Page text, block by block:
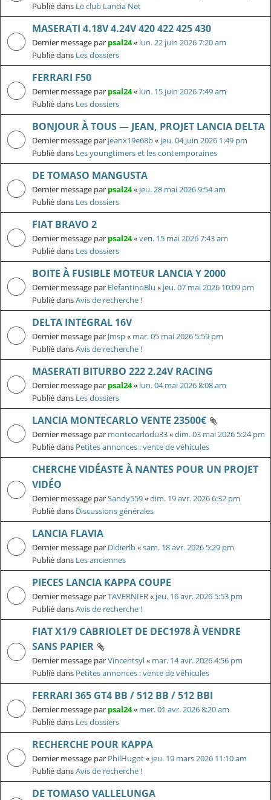
Publié dans Le club Lancia Net
MASERATI 4.18V 4.24V 420 422 425 430
Dernier message par psal24« lun. 22 juin 2026 7:20 am
Publié dans Les dossiers
FERRARI F50
Dernier message par psal24« lun. 15 juin 2026 7:49 am
Publié dans Les dossiers
BONJOUR À TOUS — JEAN, PROJET LANCIA DELTA
Dernier message par jeanx19e68b« jeu. 04 juin 2026 1:49 pm
Publié dans Les youngtimers et les contemporaines
DE TOMASO MANGUSTA
Dernier message par psal24« jeu. 28 mai 2026 9:54 am
Publié dans Les dossiers
FIAT BRAVO 2
Dernier message par psal24«ven. 15 mai 2026 7:43 am
Publié dans Les dossiers
BOITE À FUSIBLE MOTEUR LANCIA Y 2000
Dernier message par ElefantinoBlu « jeu. 07 mai 2026 10:09 pm
Publié dansAvis de recherche !
DELTA INTEGRAL 16V
Dernier message par Jmsp« mar. 05 mai 2026 5:59 pm
Publié dansAvis de recherche !
MASERATI BITURBO 222 2.24V RACING
Dernier message par psal24« lun. 04 mai 2026 8:08 am
Publié dans Les dossiers
LANCIA MONTECARLO VENTE 23500€
Dernier message par montecarlodu33«dim. 03 mai 2026 5:24 pm
Publié dans Petites annonces : vente de véhicules
CHERCHE VIDÉASTE À NANTES POUR UN PROJET
VIDÉO
Dernier message parSandy559«dim. 19 avr. 2026 6:32 pm
Publié dans Discussions générales
LANCIA FLAVIA
Dernier message par Didierlb«sam. 18 avr. 2026 5:29 pm
Publié dans Les anciennes
PIECES LANCIA KAPPA COUPE
Dernier message parTAVERNIER« jeu. 16 avr. 2026 5:53 pm
Publié dansAvis de recherche !
FIAT X1/9 CABRIOLET DE DEC1978 À VENDRE
SANS PAPIER
Dernier message parVincentsyl« mar. 14 avr. 2026 4:56 pm
Publié dans Petites annonces : vente de véhicules
FERRARI 365 GT4 BB / 512 BB / 512 BBI
Dernier message par psal24« mer. 01 avr. 2026 8:20 am
Publié dans Les dossiers
RECHERCHE POUR KAPPA
Dernier message par PhilHugot« jeu. 19 mars 2026 11:10 am
Publié dansAvis de recherche !
DE TOMASO VALLELUNGA